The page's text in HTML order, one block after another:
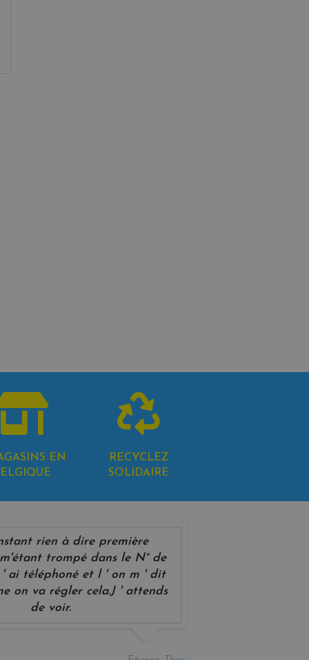
EN
RECYCLEZ
SOLIDAIRE
rien à dire première
trompé dans le N° de
' ai téléphoné et l ' on m ' dit
on va régler cela.J ' attends
de voir.